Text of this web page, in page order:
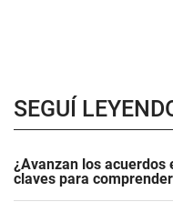
SEGUÍ
¿Avanzan los acuerdos
claves para